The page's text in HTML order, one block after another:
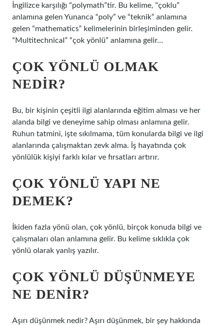
İngilizce karşılığı “polymath”tir. Bu kelime, “çoklu”
anlamına gelen Yunanca “poly” ve “teknik” anlamına
gelen “mathematics” kelimelerinin birleşiminden gelir.
“Multitechnical” “çok yönlü” anlamına gelir…
ÇOK YÖNLÜ OLMAK
NEDIR?
Bu, bir kişinin çeşitli ilgi alanlarında eğitim alması ve her
alanda bilgi ve deneyime sahip olması anlamına gelir.
Ruhun tatmini, işte sıkılmama, tüm konularda bilgi ve ilgi
alanlarında çalışmaktan zevk alma. İş hayatında çok
yönlülük kişiyi farklı kılar ve fırsatları artırır.
ÇOK YÖNLÜ YAPI NE
DEMEK?
İkiden fazla yönü olan, çok yönlü, birçok konuda bilgi ve
çalışmaları olan anlamına gelir. Bu kelime sıklıkla çok
yönlü olarak yanlış yazılır.
ÇOK YÖNLÜ DÜŞÜNMEYE
NE DENIR?
Aşırı düşünmek nedir? Aşırı düşünmek, bir şey hakkında